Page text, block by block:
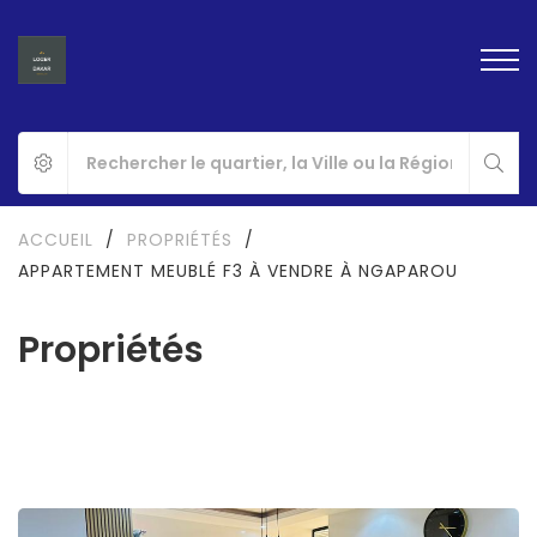
Propriétés
ACCUEIL / PROPRIÉTÉS
/
APPARTEMENT MEUBLÉ F3 À VENDRE À NGAPAROU